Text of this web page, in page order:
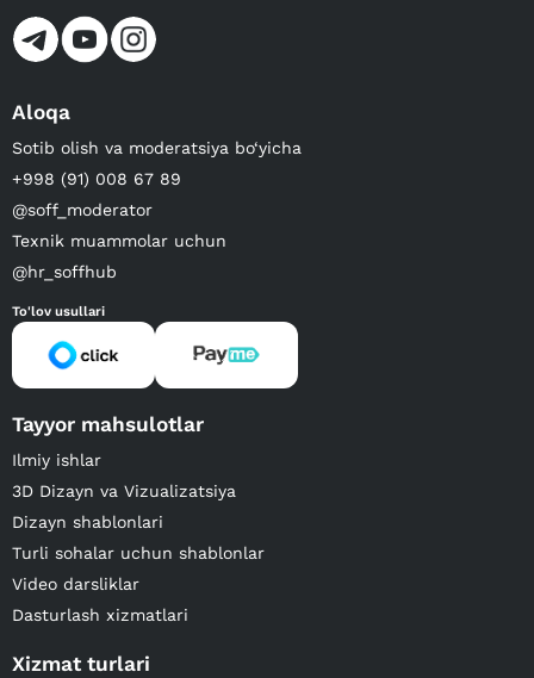
Aloqa
Sotib olish va moderatsiya bo‘yicha
+998 (91) 008 67 89
@soff_moderator
Texnik muammolar uchun
@hr_soffhub
To'lov usullari
Tayyor mahsulotlar
Ilmiy ishlar
3D Dizayn va Vizualizatsiya
Dizayn shablonlari
Turli sohalar uchun shablonlar
Video darsliklar
Dasturlash xizmatlari
Xizmat turlari